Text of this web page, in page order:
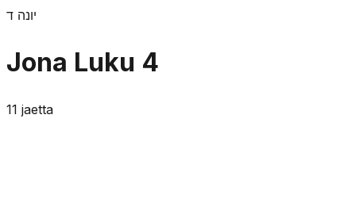
יונה ד
Jona Luku 4
11 jaetta